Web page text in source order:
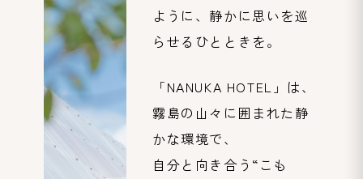
ように、静かに思いを巡
らせるひとときを。
「NANUKA HOTEL」は、
霧島の山々に囲まれた静
かな環境で、
自分と向き合う“こも